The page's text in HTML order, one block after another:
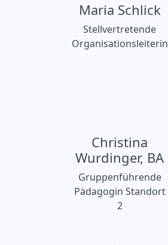
Christina
Wurdinger, BA
Gruppenführende
Pädagogin Standort
2
Maria Schlick
Stellvertretende
Organisationsleiterin